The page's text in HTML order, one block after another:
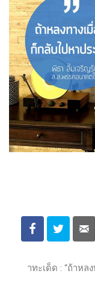
าทะเด็ด : “ถ้าหล